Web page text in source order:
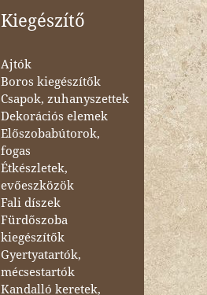
Kiegészítő
Ajtók
Boros kiegészítők
Csapok, zuhanyszettek
Dekorációs elemek
Előszobabútorok,
fogas
Étkészletek,
evőeszközök
Fali díszek
Fürdőszoba
kiegészítők
Gyertyatartók,
mécsestartók
Kandalló keretek,